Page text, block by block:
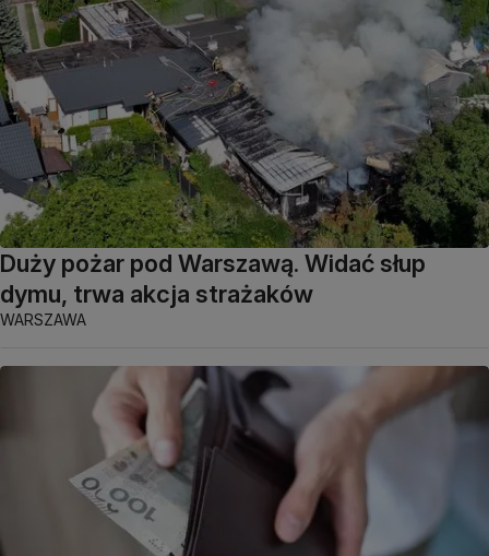
Duży pożar pod Warszawą. Widać słup
dymu, trwa akcja strażaków
WARSZAWA